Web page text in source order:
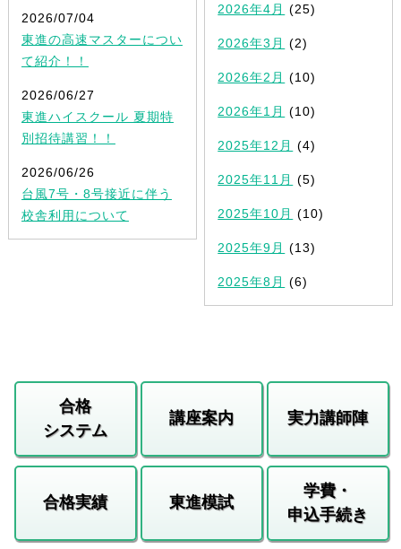
2026/07/04
東進の高速マスターについ
て紹介！！
2026/06/27
東進ハイスクール 夏期特
別招待講習！！
2026/06/26
台風7号・8号接近に伴う
校舎利用について
2026年4月 (25)
2026年3月 (2)
2026年2月 (10)
2026年1月 (10)
2025年12月 (4)
2025年11月 (5)
2025年10月 (10)
2025年9月 (13)
2025年8月 (6)
合格
システム
講座案内 実力講師陣
合格実績 東進模試
学費・
申込手続き